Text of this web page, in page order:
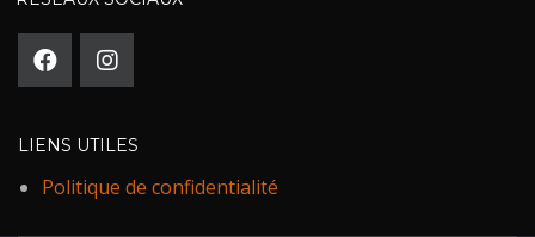
LIENS UTILES
Politique de confidentialité